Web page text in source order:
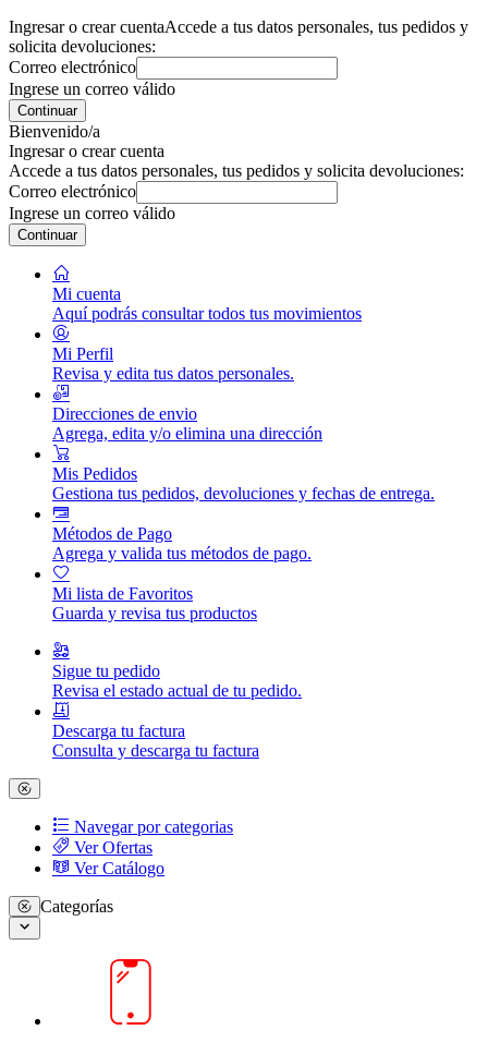
Ingresar o crear cuentaAccede a tus datos personales, tus pedidos y
solicita devoluciones:
Correo electrónico
Ingrese un correo válido
Continuar
Bienvenido/a
Ingresar o crear cuenta
Accede a tus datos personales, tus pedidos y solicita devoluciones:
Correo electrónico
Ingrese un correo válido
Continuar
Mi cuenta
Aquí podrás consultar todos tus movimientos
Mi Perfil
Revisa y edita tus datos personales.
Direcciones de envio
Agrega, edita y/o elimina una dirección
Mis Pedidos
Gestiona tus pedidos, devoluciones y fechas de entrega.
Métodos de Pago
Agrega y valida tus métodos de pago.
Mi lista de Favoritos
Guarda y revisa tus productos
Sigue tu pedido
Revisa el estado actual de tu pedido.
Descarga tu factura
Consulta y descarga tu factura
Navegar por categorias
Ver Ofertas
Ver Catálogo
Categorías